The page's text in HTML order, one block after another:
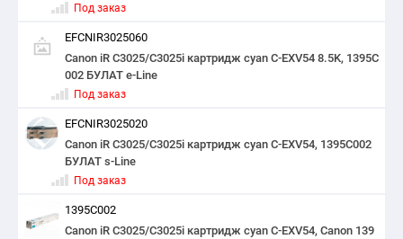
Под заказ
EFCNIR3025060
Canon iR C3025/C3025i картридж cyan С-EXV54 8.5K, 1395C
002 БУЛАТ e-Line
Под заказ
EFCNIR3025020
Canon iR C3025/C3025i картридж cyan С-EXV54, 1395C002
БУЛАТ s-Line
Под заказ
1395C002
Canon iR C3025/C3025i картридж cyan С-EXV54, Canon 139